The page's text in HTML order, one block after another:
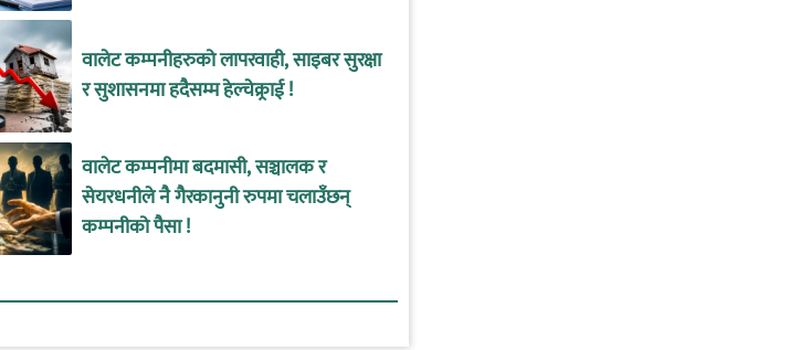
वालेट कम्पनीहरुको लापरवाही, साइबर सुरक्षा
र सुशासनमा हदैसम्म हेल्चेक्र्राई !
वालेट कम्पनीमा बदमासी, सञ्चालक र
सेयरधनीले नै गैरकानुनी रुपमा चलाउँछन्
कम्पनीको पैसा !